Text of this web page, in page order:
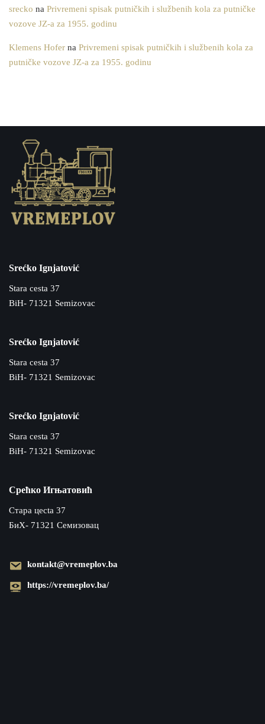
srecko na Privremeni spisak putničkih i službenih kola za putničke
vozove JZ-a za 1955. godinu
Klemens Hofer na Privremeni spisak putničkih i službenih kola za
putničke vozove JZ-a za 1955. godinu
Srećko Ignjatović
Stara cesta 37
BiH- 71321 Semizovac
Srećko Ignjatović
Stara cesta 37
BiH- 71321 Semizovac
Srećko Ignjatović
Stara cesta 37
BiH- 71321 Semizovac
Срећко Игњатовић
Cтара цecta 37
БиХ- 71321 Семизовац
kontakt@vremeplov.ba
https://vremeplov.ba/